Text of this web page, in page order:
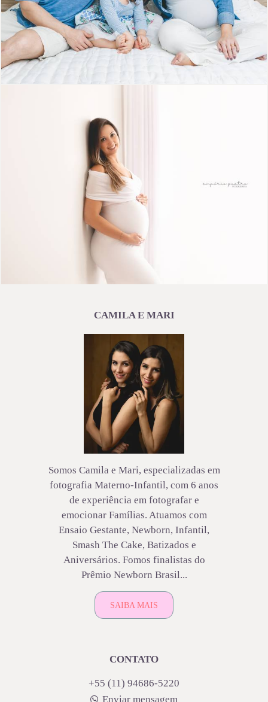
3117 74
2840
CAMILA E MARI
Somos Camila e Mari, especializadas em
fotografia Materno-Infantil, com 6 anos
de experiência em fotografar e
emocionar Famílias. Atuamos com
Ensaio Gestante, Newborn, Infantil,
Smash The Cake, Batizados e
Aniversários. Fomos finalistas do
Prêmio Newborn Brasil...
SAIBA MAIS
CONTATO
+55 (11) 94686-5220
Enviar mensagem